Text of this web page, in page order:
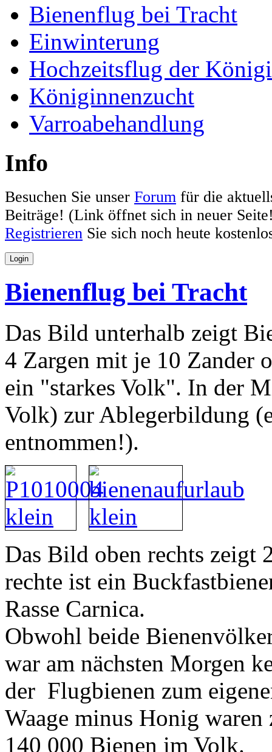
Bienenflug bei Tracht
Einwinterung
Hochzeitsflug der
Königinnenzucht
Varroabehandlung
Info
Besuchen Sie unser Forum für die
Beiträge! (Link öffnet sich in neuer
Registrieren Sie sich noch heute
Login
Bienenflug bei Tracht
Das Bild unterhalb zeigt
4 Zargen mit je 10 Zander
ein "starkes Volk". In der
Volk) zur Ablegerbildung
entnommen!).
Das Bild oben rechts zeigt
rechte ist ein
Rasse Carnica.
Obwohl beide
war am nächsten Morgen
der Flugbienen zum
Waage minus Honig
140 000 Bienen im Volk.